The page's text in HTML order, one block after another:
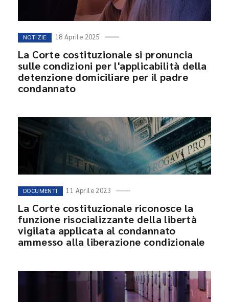
NOTIZIE 18 Aprile 2025
La Corte costituzionale si pronuncia
sulle condizioni per l'applicabilità della
detenzione domiciliare per il padre
condannato
DOCUMENTI 11 Aprile 2023
La Corte costituzionale riconosce la
funzione risocializzante della libertà
vigilata applicata al condannato
ammesso alla liberazione condizionale